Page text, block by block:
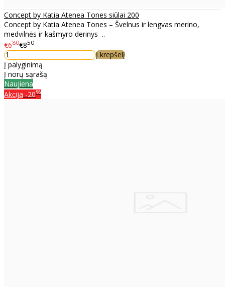
Concept by Katia Atenea Tones siūlai 200
Concept by Katia Atenea Tones – Švelnus ir lengvas merino,
medvilnės ir kašmyro derinys ..
€680€850
Į krepšelį
Į palyginimą
Į norų sąrašą
Naujiena
Akcija -20%